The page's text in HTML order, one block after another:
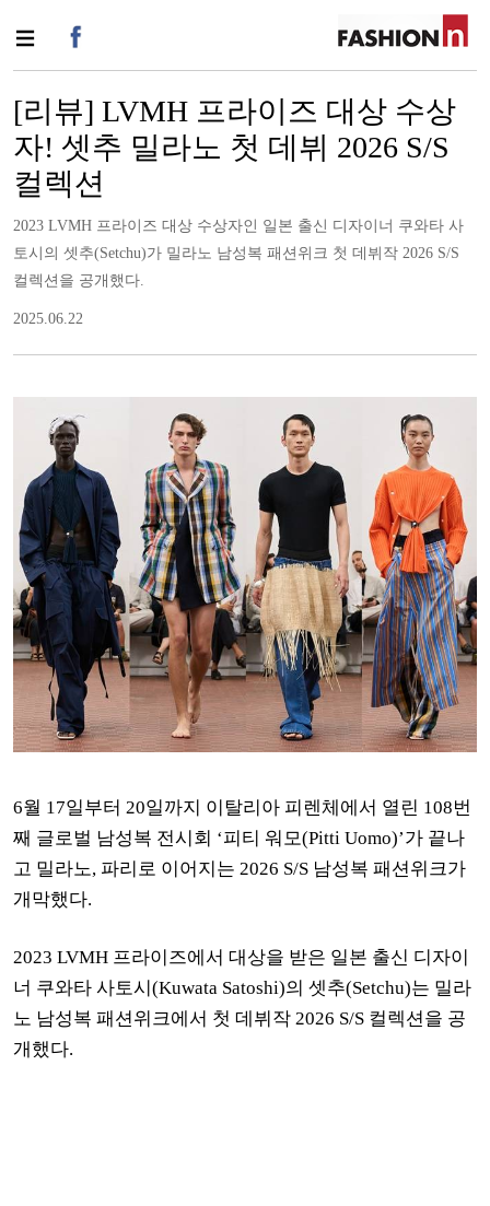
[리뷰] LVMH 프라이즈 대상 수상
자! 셋추 밀라노 첫 데뷔 2026 S/S
컬렉션
2023 LVMH 프라이즈 대상 수상자인 일본 출신 디자이너 쿠와타 사
토시의 셋추(Setchu)가 밀라노 남성복 패션위크 첫 데뷔작 2026 S/S
컬렉션을 공개했다.
2025.06.22
6월 17일부터 20일까지 이탈리아 피렌체에서 열린 108번
째 글로벌 남성복 전시회 ‘피티 워모(Pitti Uomo)’가 끝나
고 밀라노, 파리로 이어지는 2026 S/S 남성복 패션위크가
개막했다.
2023 LVMH 프라이즈에서 대상을 받은 일본 출신 디자이
너 쿠와타 사토시(Kuwata Satoshi)의 셋추(Setchu)는 밀라
노 남성복 패션위크에서 첫 데뷔작 2026 S/S 컬렉션을 공
개했다.